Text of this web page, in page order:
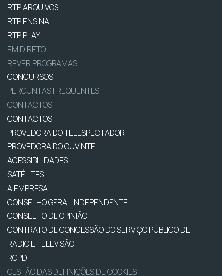
RTP ARQUIVOS
RTP ENSINA
RTP PLAY
EM DIRETO
REVER PROGRAMAS
CONCURSOS
PERGUNTAS FREQUENTES
CONTACTOS
CONTACTOS
PROVEDORA DO TELESPECTADOR
PROVEDORA DO OUVINTE
ACESSIBILIDADES
SATÉLITES
A EMPRESA
CONSELHO GERAL INDEPENDENTE
CONSELHO DE OPINIÃO
CONTRATO DE CONCESSÃO DO SERVIÇO PÚBLICO DE
RÁDIO E TELEVISÃO
RGPD
GESTÃO DAS DEFINIÇÕES DE COOKIES